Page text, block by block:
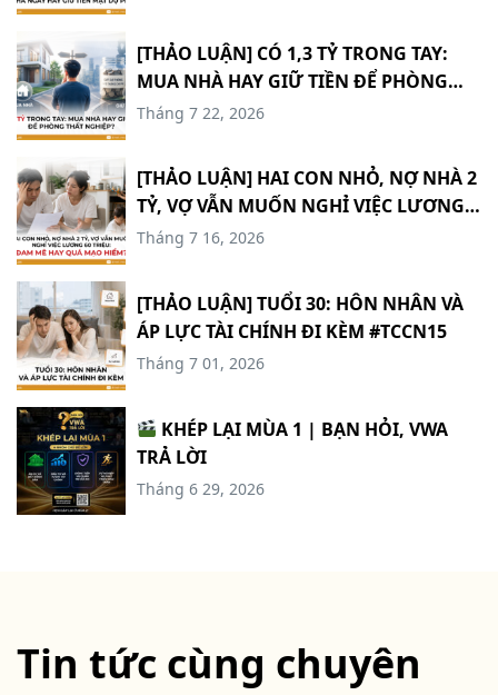
[THẢO LUẬN] CÓ 1,3 TỶ TRONG TAY:
MUA NHÀ HAY GIỮ TIỀN ĐỂ PHÒNG
Tháng 7 22, 2026
[THẢO LUẬN] HAI CON NHỎ, NỢ NHÀ 2
TỶ, VỢ VẪN MUỐN NGHỈ VIỆC LƯƠNG
60 TRIỆU: ĐAM MÊ HAY QUÁ MẠO
Tháng 7 16, 2026
[THẢO LUẬN] TUỔI 30: HÔN NHÂN VÀ
ÁP LỰC TÀI CHÍNH ĐI KÈM #TCCN15
Tháng 7 01, 2026
KHÉP LẠI MÙA 1 | BẠN HỎI, VWA
TRẢ LỜI
Tháng 6 29, 2026
Tin tức cùng chuyên